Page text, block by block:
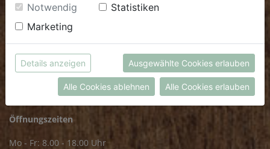
Fr: 8.00 - 15.00 Uhr
.dieBiokiste@biohof.at
T.+43 7272 2597
FRISCHMARKT
Öffnungszeiten
Mo - Fr: 8.00 - 18.00 Uhr
Infos zu den unterschiedlichen Cookies, du kannst
auch entscheiden, welche Cookies du erlauben
möchtest.
Weitere Informationen findest du in unserer
Datenschutzerklärung
bzw. imImpressum
Notwendig
Statistiken
Marketing
Details anzeigen Ausgewählte Cookies erlauben
Alle Cookies ablehnen Alle Cookies erlauben